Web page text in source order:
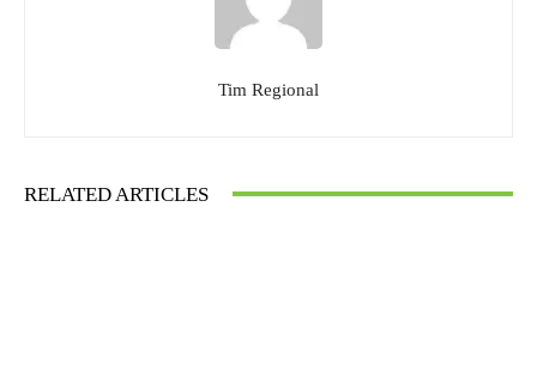
Tim Regional
RELATED ARTICLES